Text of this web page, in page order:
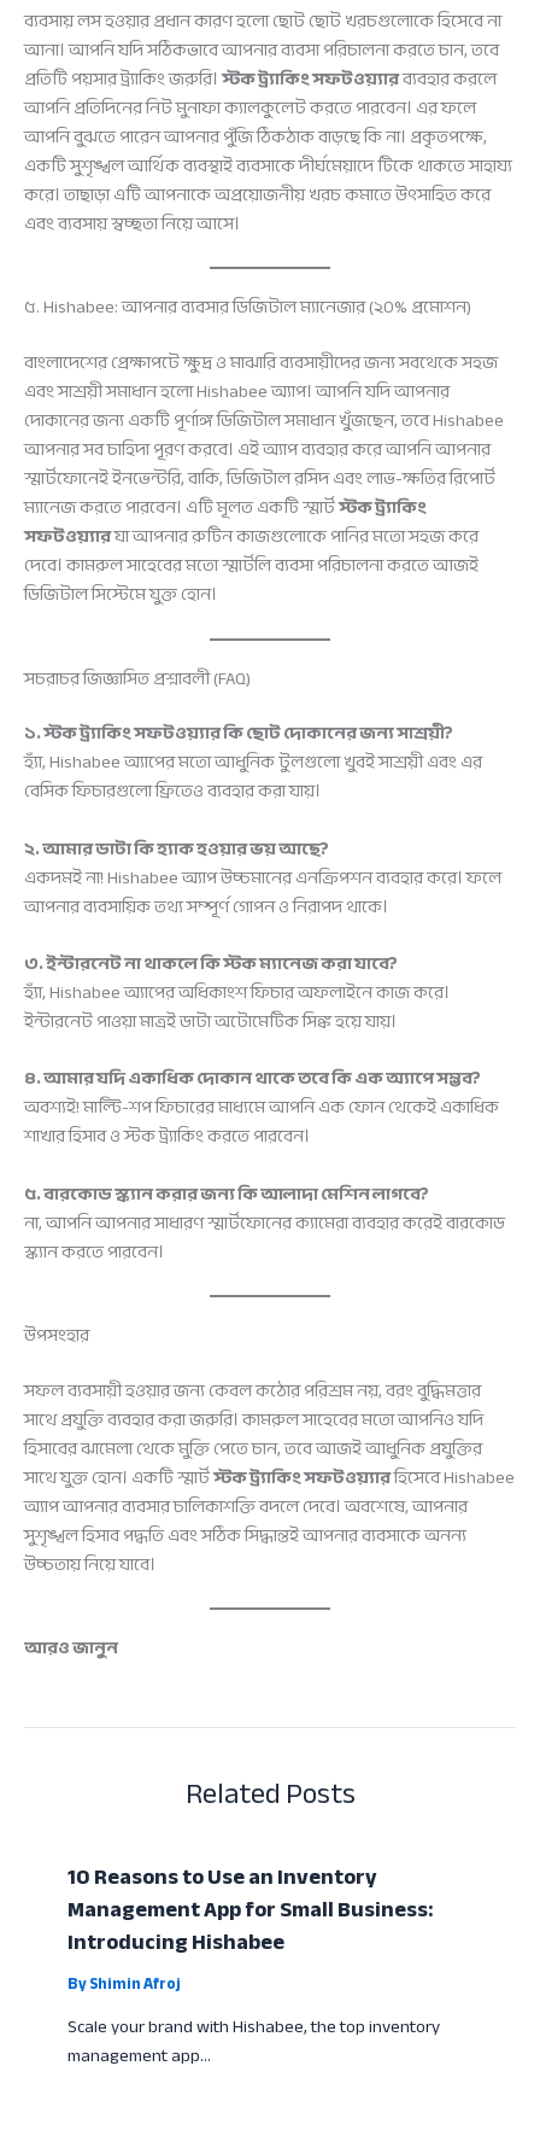
ব্যবসায় লস হওয়ার প্রধান কারণ হলো ছোট ছোট খরচগুলোকে হিসেবে না
আনা। আপনি যদি সঠিকভাবে আপনার ব্যবসা পরিচালনা করতে চান, তবে
প্রতিটি পয়সার ট্র্যাকিং জরুরি।স্টক ট্র্যাকিং সফটওয়্যারব্যবহার করলে
আপনি প্রতিদিনের নিট মুনাফা ক্যালকুলেট করতে পারবেন। এর ফলে
আপনি বুঝতে পারেন আপনার পুঁজি ঠিকঠাক বাড়ছে কি না। প্রকৃতপক্ষে,
একটি সুশৃঙ্খল আর্থিক ব্যবস্থাই ব্যবসাকে দীর্ঘমেয়াদে টিকে থাকতে সাহায্য
করে। তাছাড়া এটি আপনাকে অপ্রয়োজনীয় খরচ কমাতে উৎসাহিত করে
এবং ব্যবসায় স্বচ্ছতা নিয়ে আসে।
৫. Hishabee: আপনার ব্যবসার ডিজিটাল ম্যানেজার (২০% প্রমোশন)
বাংলাদেশের প্রেক্ষাপটে ক্ষুদ্র ও মাঝারি ব্যবসায়ীদের জন্য সবথেকে সহজ
এবং সাশ্রয়ী সমাধান হলো Hishabee অ্যাপ। আপনি যদি আপনার
দোকানের জন্য একটি পূর্ণাঙ্গ ডিজিটাল সমাধান খুঁজছেন, তবে Hishabee
আপনার সব চাহিদা পূরণ করবে। এই অ্যাপ ব্যবহার করে আপনি আপনার
স্মার্টফোনেই ইনভেন্টরি, বাকি, ডিজিটাল রসিদ এবং লাভ-ক্ষতির রিপোর্ট
ম্যানেজ করতে পারবেন। এটি মূলত একটি স্মার্টস্টক ট্র্যাকিং
সফটওয়্যারযা আপনার রুটিন কাজগুলোকে পানির মতো সহজ করে
দেবে। কামরুল সাহেবের মতো স্মার্টলি ব্যবসা পরিচালনা করতে আজই
ডিজিটাল সিস্টেমে যুক্ত হোন।
সচরাচর জিজ্ঞাসিত প্রশ্নাবলী (FAQ)
১. স্টক ট্র্যাকিং সফটওয়্যার কি ছোট দোকানের জন্য সাশ্রয়ী?
হ্যাঁ, Hishabee অ্যাপের মতো আধুনিক টুলগুলো খুবই সাশ্রয়ী এবং এর
বেসিক ফিচারগুলো ফ্রিতেও ব্যবহার করা যায়।
২. আমার ডাটা কি হ্যাক হওয়ার ভয় আছে?
একদমই না! Hishabee অ্যাপ উচ্চমানের এনক্রিপশন ব্যবহার করে। ফলে
আপনার ব্যবসায়িক তথ্য সম্পূর্ণ গোপন ও নিরাপদ থাকে।
৩. ইন্টারনেট না থাকলে কি স্টক ম্যানেজ করা যাবে?
হ্যাঁ, Hishabee অ্যাপের অধিকাংশ ফিচার অফলাইনে কাজ করে।
ইন্টারনেট পাওয়া মাত্রই ডাটা অটোমেটিক সিঙ্ক হয়ে যায়।
৪. আমার যদি একাধিক দোকান থাকে তবে কি এক অ্যাপে সম্ভব?
অবশ্যই! মাল্টি-শপ ফিচারের মাধ্যমে আপনি এক ফোন থেকেই একাধিক
শাখার হিসাব ও স্টক ট্র্যাকিং করতে পারবেন।
৫. বারকোড স্ক্যান করার জন্য কি আলাদা মেশিন লাগবে?
না, আপনি আপনার সাধারণ স্মার্টফোনের ক্যামেরা ব্যবহার করেই বারকোড
স্ক্যান করতে পারবেন।
উপসংহার
সফল ব্যবসায়ী হওয়ার জন্য কেবল কঠোর পরিশ্রম নয়, বরং বুদ্ধিমত্তার
সাথে প্রযুক্তি ব্যবহার করা জরুরি। কামরুল সাহেবের মতো আপনিও যদি
হিসাবের ঝামেলা থেকে মুক্তি পেতে চান, তবে আজই আধুনিক প্রযুক্তির
সাথে যুক্ত হোন। একটি স্মার্টস্টক ট্র্যাকিং সফটওয়্যারহিসেবে Hishabee
অ্যাপ আপনার ব্যবসার চালিকাশক্তি বদলে দেবে। অবশেষে, আপনার
সুশৃঙ্খল হিসাব পদ্ধতি এবং সঠিক সিদ্ধান্তই আপনার ব্যবসাকে অনন্য
উচ্চতায় নিয়ে যাবে।
আরও জানুন
Related Posts
10 Reasons to Use an Inventory
Management App for Small Business:
Introducing Hishabee
ByShimin Afroj
Scale your brand with Hishabee, the top inventory
management app…